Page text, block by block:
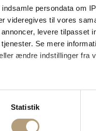
persondata om
videregives til vores
levere tilpasset
Se mere
ændre indstillinger fra
inden for få meter
(fingerprinting)
Statistik